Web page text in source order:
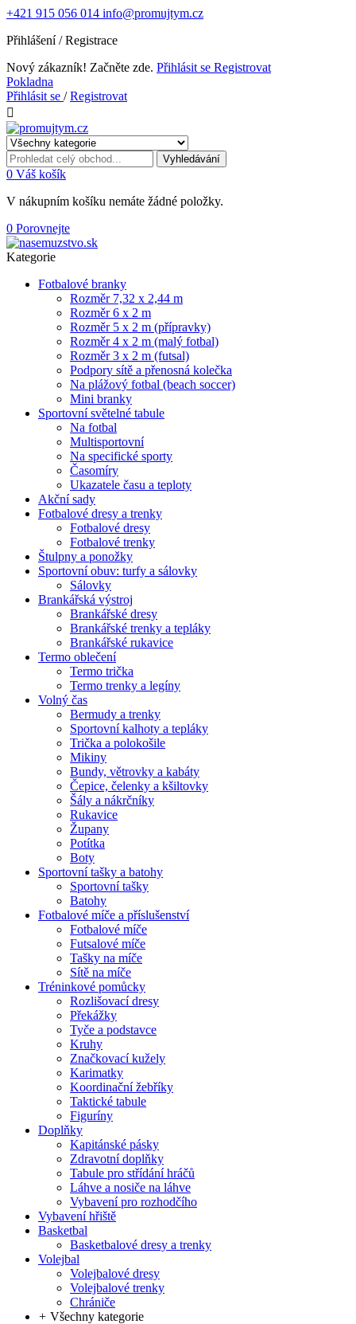
+421 915 056 014 info@promujtym.cz
Přihlášení / Registrace
Nový zákazník! Začněte zde. Přihlásit se Registrovat
Pokladna
Přihlásit se /Registrovat

Vyhledávání
0 Váš košík
V nákupním košíku nemáte žádné položky.
0 Porovnejte
Kategorie
Fotbalové branky
Rozměr 7,32 x 2,44 m
Rozměr 6 x 2 m
Rozměr 5 x 2 m (přípravky)
Rozměr 4 x 2 m (malý fotbal)
Rozměr 3 x 2 m (futsal)
Podpory sítě a přenosná kolečka
Na plážový fotbal (beach soccer)
Mini branky
Sportovní světelné tabule
Na fotbal
Multisportovní
Na specifické sporty
Časomíry
Ukazatele času a teploty
Akční sady
Fotbalové dresy a trenky
Fotbalové dresy
Fotbalové trenky
Štulpny a ponožky
Sportovní obuv: turfy a sálovky
Sálovky
Brankářská výstroj
Brankářské dresy
Brankářské trenky a tepláky
Brankářské rukavice
Termo oblečení
Termo trička
Termo trenky a legíny
Volný čas
Bermudy a trenky
Sportovní kalhoty a tepláky
Trička a polokošile
Mikiny
Bundy, větrovky a kabáty
Čepice, čelenky a kšiltovky
Šály a nákrčníky
Rukavice
Župany
Potítka
Boty
Sportovní tašky a batohy
Sportovní tašky
Batohy
Fotbalové míče a příslušenství
Fotbalové míče
Futsalové míče
Tašky na míče
Sítě na míče
Tréninkové pomůcky
Rozlišovací dresy
Překážky
Tyče a podstavce
Kruhy
Značkovací kužely
Karimatky
Koordinační žebříky
Taktické tabule
Figuríny
Doplňky
Kapitánské pásky
Zdravotní doplňky
Tabule pro střídání hráčů
Láhve a nosiče na láhve
Vybavení pro rozhodčího
Vybavení hřiště
Basketbal
Basketbalové dresy a trenky
Volejbal
Volejbalové dresy
Volejbalové trenky
Chrániče
+ Všechny kategorie